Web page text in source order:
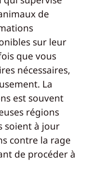
de
sur leur
que vous
nécessaires,
La
est souvent
régions
soient à jour
contre la rage
de procéder à